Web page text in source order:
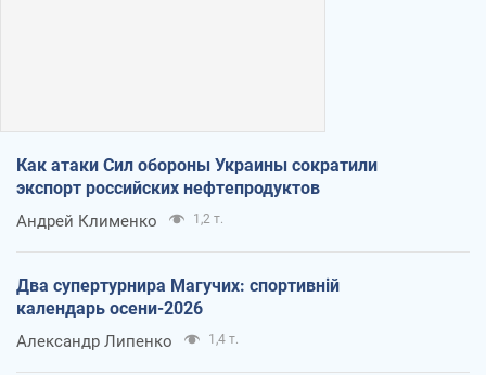
Как атаки Сил обороны Украины сократили
экспорт российских нефтепродуктов
Андрей Клименко 1,2 т.
Два супертурнира Магучих: спортивній
календарь осени-2026
Александр Липенко 1,4 т.